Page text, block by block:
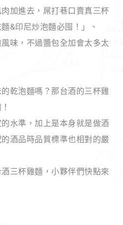
加進去，屌打巷口賣真三杯
&印尼炒泡麵必囤！」、
風味，不過醬包全加會太多太
乾泡麵嗎？那台酒的三杯雞
水準，加上是本身就是做酒
酒品時品質標準也相對的嚴
三杯雞麵，小夥伴們快點來